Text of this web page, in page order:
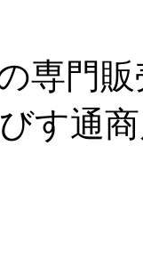
専門
す通